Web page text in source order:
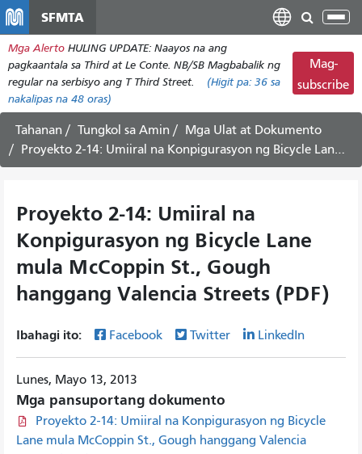
pangunahing
nilalaman
SFMTA
I-
ang
Mga Alerto HULING UPDATE: Naayos na ang
pagkaantala sa Third at Le Conte. NB/SB Magbabalik ng
regular na serbisyo ang T Third Street.
(Higit pa: 36 sa
nakalipas na 48 oras)
Mag-
subscribe
Tahanan Tungkol sa Amin
Mga Ulat at Dokumento
Proyekto 2-14: Umiiral na Konpigurasyon ng Bicycle Lane mula McCoppin St., Gough hanggang Valencia Streets (PDF)
Proyekto 2-14: Umiiral na
Konpigurasyon ng Bicycle Lane
mula McCoppin St., Gough
hanggang Valencia Streets (PDF)
Ibahagi ito: Facebook Twitter LinkedIn
Lunes, Mayo 13, 2013
Mga pansuportang dokumento
Proyekto 2-14: Umiiral na Konpigurasyon ng Bicycle
Lane mula McCoppin St., Gough hanggang Valencia